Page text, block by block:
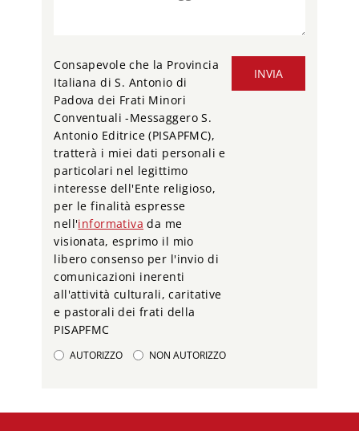
INVIA
Consapevole che la Provincia
Italiana di S. Antonio di
Padova dei Frati Minori
Conventuali -Messaggero S.
Antonio Editrice (PISAPFMC),
tratterà i miei dati personali e
particolari nel legittimo
interesse dell'Ente religioso,
per le finalità espresse
nell'informativa da me
visionata, esprimo il mio
libero consenso per l'invio di
comunicazioni inerenti
all'attività culturali, caritative
e pastorali dei frati della
PISAPFMC
AUTORIZZO NON AUTORIZZO